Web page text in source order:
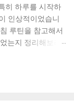
히 하루를 시작하
인상적이었습니
루틴을 참고해서
는지 정리해보려
다. 여유가 없다
, 그만큼 소비도 즉